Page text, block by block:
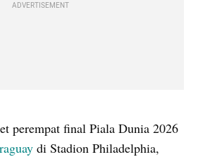
ADVERTISEMENT
perempat final Piala Dunia 2026
di Stadion Philadelphia,